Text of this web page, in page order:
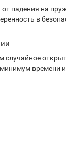
на
в
времени